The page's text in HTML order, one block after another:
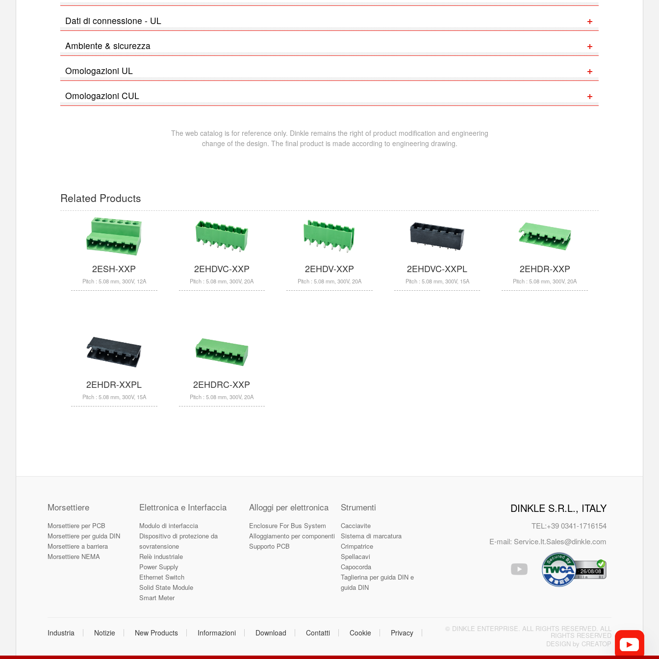
Dati di connessione - UL
Ambiente & sicurezza
Omologazioni UL
Omologazioni CUL
The web catalog is for reference only. Dinkle remains the right of product modification and engineering
change of the design. The final product is made according to engineering drawing.
Related Products
2ESH-XXP
Pitch : 5.08 mm, 300V, 12A
2EHDVC-XXP
Pitch : 5.08 mm, 300V, 20A
2EHDV-XXP
Pitch : 5.08 mm, 300V, 20A
2EHDVC-XXPL
Pitch : 5.08 mm, 300V, 15A
2EHDR-XXP
Pitch : 5.08 mm, 300V, 20A
2EHDR-XXPL
Pitch : 5.08 mm, 300V, 15A
2EHDRC-XXP
Pitch : 5.08 mm, 300V, 20A
Morsettiere
Morsettiere per PCB
Morsettiere per guida DIN
Morsettiere a barriera
Morsettiere NEMA
Elettronica e Interfaccia
Modulo di interfaccia
Dispositivo di protezione da
sovratensione
Relè industriale
Power Supply
Ethernet Switch
Solid State Module
Smart Meter
Alloggi per elettronica
Enclosure For Bus System
Alloggiamento per componenti
Supporto PCB
Strumenti
Cacciavite
Sistema di marcatura
Crimpatrice
Spellacavi
Capocorda
Taglierina per guida DIN e
guida DIN
DINKLE S.R.L., ITALY
TEL:+39 0341-1716154
E-mail: Service.It.Sales@dinkle.com
26/08/08
Industria Notizie New Products Informazioni Download Contatti Cookie Privacy © DINKLE ENTERPRISE. ALL RIGHTS RESERVED. ALL
RIGHTS RESERVED
DESIGN by CREATOP